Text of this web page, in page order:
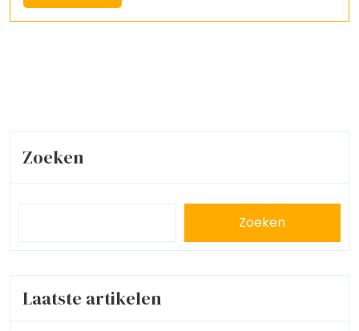
More
Zoeken
Zoeken
Laatste artikelen